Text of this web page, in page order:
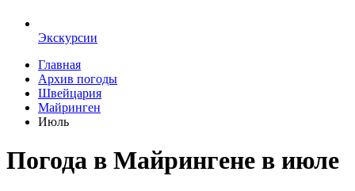
Экскурсии
Главная
Архив погоды
Швейцария
Майринген
Июль
Погода в Майрингене в июле